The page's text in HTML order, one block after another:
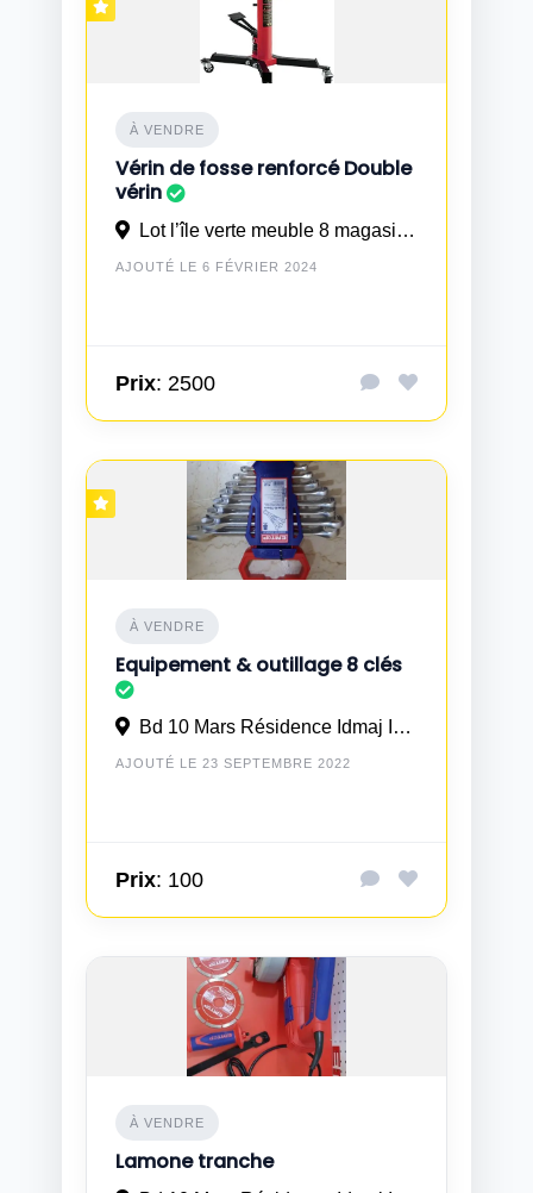
À VENDRE
Vérin de fosse renforcé Double
vérin
Lot l’île verte meuble 8 magasin 5 TIT MELLIL wilaya CASABLANCA
AJOUTÉ LE 6 FÉVRIER 2024
Prix: 2500
À VENDRE
Equipement & outillage 8 clés
Bd 10 Mars Résidence Idmaj Imm 21 N° 3 à Casablanca
AJOUTÉ LE 23 SEPTEMBRE 2022
Prix: 100
À VENDRE
Lamone tranche